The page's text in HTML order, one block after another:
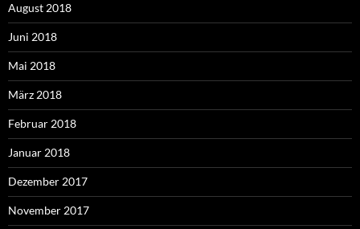
August 2018
Juni 2018
Mai 2018
März 2018
Februar 2018
Januar 2018
Dezember 2017
November 2017